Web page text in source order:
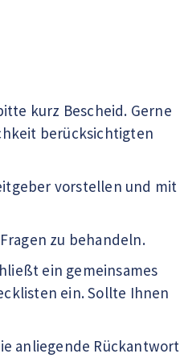
kurz Bescheid. Gerne
berücksichtigten
vorstellen und mit
zu behandeln.
ein gemeinsames
ein. Sollte Ihnen
anliegende Rückantwort